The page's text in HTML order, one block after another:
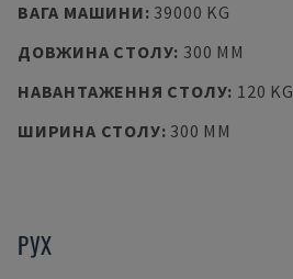
ВАГА МАШИНИ: 39000 KG
ДОВЖИНА СТОЛУ: 300 MM
НАВАНТАЖЕННЯ СТОЛУ: 120 KG
ШИРИНА СТОЛУ: 300 MM
РУХ